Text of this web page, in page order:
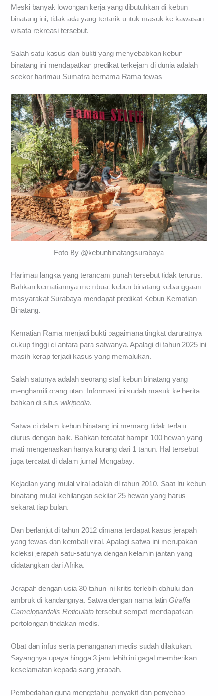
Meski banyak lowongan kerja yang dibutuhkan di kebun
binatang ini, tidak ada yang tertarik untuk masuk ke kawasan
wisata rekreasi tersebut.
Salah satu kasus dan bukti yang menyebabkan kebun
binatang ini mendapatkan predikat terkejam di dunia adalah
seekor harimau Sumatra bernama Rama tewas.
Foto By @kebunbinatangsurabaya
Harimau langka yang terancam punah tersebut tidak terurus.
Bahkan kematiannya membuat kebun binatang kebanggaan
masyarakat Surabaya mendapat predikat Kebun Kematian
Binatang.
Kematian Rama menjadi bukti bagaimana tingkat daruratnya
cukup tinggi di antara para satwanya. Apalagi di tahun 2025 ini
masih kerap terjadi kasus yang memalukan.
Salah satunya adalah seorang staf kebun binatang yang
menghamili orang utan. Informasi ini sudah masuk ke berita
bahkan di situswikipedia.
Satwa di dalam kebun binatang ini memang tidak terlalu
diurus dengan baik. Bahkan tercatat hampir 100 hewan yang
mati mengenaskan hanya kurang dari 1 tahun. Hal tersebut
juga tercatat di dalam jurnal Mongabay.
Kejadian yang mulai viral adalah di tahun 2010. Saat itu kebun
binatang mulai kehilangan sekitar 25 hewan yang harus
sekarat tiap bulan.
Dan berlanjut di tahun 2012 dimana terdapat kasus jerapah
yang tewas dan kembali viral. Apalagi satwa ini merupakan
koleksi jerapah satu-satunya dengan kelamin jantan yang
didatangkan dari Afrika.
Jerapah dengan usia 30 tahun ini kritis terlebih dahulu dan
ambruk di kandangnya. Satwa dengan nama latinGiraffa
Camelopardalis Reticulata tersebut sempat mendapatkan
pertolongan tindakan medis.
Obat dan infus serta penanganan medis sudah dilakukan.
Sayangnya upaya hingga 3 jam lebih ini gagal memberikan
keselamatan kepada sang jerapah.
Pembedahan guna mengetahui penyakit dan penyebab